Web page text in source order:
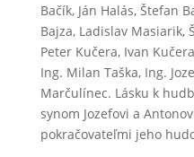
Bačík, Ján Halás, Štefan
Bajza, Ladislav Masiarik,
Peter Kučera, Ivan
Ing. Milan Taška, Ing.
Marčulínec. Lásku k
synom Jozefovi a
pokračovateľmi jeho